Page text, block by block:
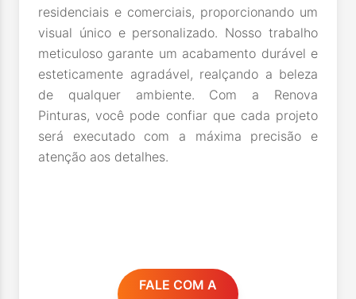
residenciais e comerciais, proporcionando um
visual único e personalizado. Nosso trabalho
meticuloso garante um acabamento durável e
esteticamente agradável, realçando a beleza
de qualquer ambiente. Com a Renova
Pinturas, você pode confiar que cada projeto
será executado com a máxima precisão e
atenção aos detalhes.
FALE COM A